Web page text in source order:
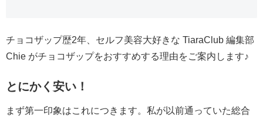
チョコザップ歴2年、セルフ美容大好きな TiaraClub 編集部
Chie がチョコザップをおすすめする理由をご案内します♪
とにかく安い！
まず第一印象はこれにつきます。私が以前通っていた総合